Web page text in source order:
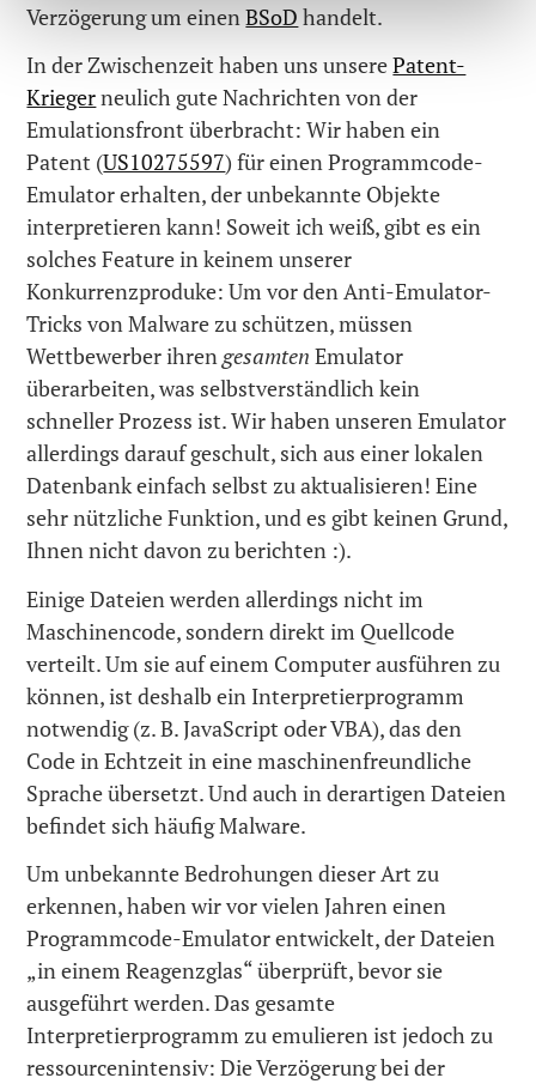
Verzögerung um einenBSoD handelt.
In der Zwischenzeit haben uns unserePatent-
Kriegerneulich gute Nachrichten von der
Emulationsfront überbracht: Wir haben ein
Patent (US10275597) für einen Programmcode-
Emulator erhalten, der unbekannte Objekte
interpretieren kann! Soweit ich weiß, gibt es ein
solches Feature in keinem unserer
Konkurrenzproduke: Um vor den Anti-Emulator-
Tricks von Malware zu schützen, müssen
Wettbewerber ihrengesamten Emulator
überarbeiten, was selbstverständlich kein
schneller Prozess ist. Wir haben unseren Emulator
allerdings darauf geschult, sich aus einer lokalen
Datenbank einfach selbst zu aktualisieren! Eine
sehr nützliche Funktion, und es gibt keinen Grund,
Ihnen nicht davon zu berichten :).
Einige Dateien werden allerdings nicht im
Maschinencode, sondern direkt im Quellcode
verteilt. Um sie auf einem Computer ausführen zu
können, ist deshalb ein Interpretierprogramm
notwendig (z. B. JavaScript oder VBA), das den
Code in Echtzeit in eine maschinenfreundliche
Sprache übersetzt. Und auch in derartigen Dateien
befindet sich häufig Malware.
Um unbekannte Bedrohungen dieser Art zu
erkennen, haben wir vor vielen Jahren einen
Programmcode-Emulator entwickelt, der Dateien
„in einem Reagenzglas“ überprüft, bevor sie
ausgeführt werden. Das gesamte
Interpretierprogramm zu emulieren ist jedoch zu
ressourcenintensiv: Die Verzögerung bei der